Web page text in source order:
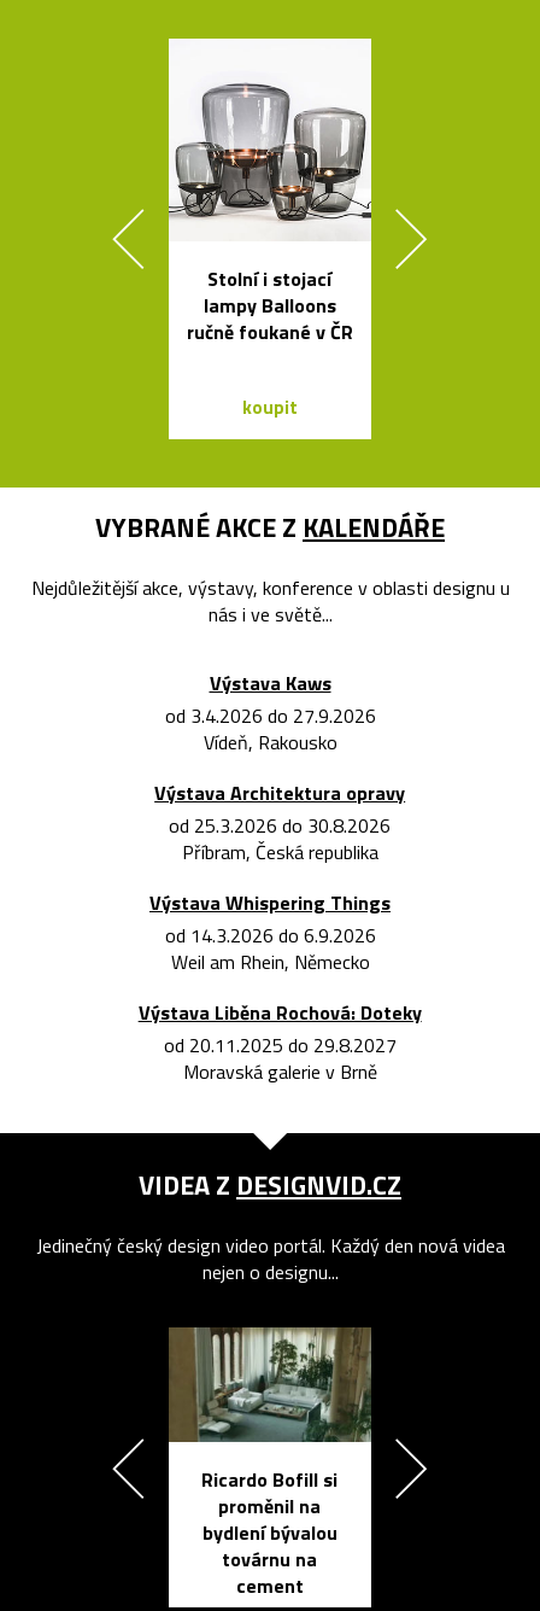
Stolní i stojací
lampy Balloons
ručně foukané v ČR
koupit
VYBRANÉ AKCE Z KALENDÁŘE
Nejdůležitější akce, výstavy, konference v oblasti designu u
nás i ve světě...
Výstava Kaws
od 3.4.2026 do 27.9.2026
Vídeň, Rakousko
Výstava Architektura opravy
od 25.3.2026 do 30.8.2026
Příbram, Česká republika
Výstava Whispering Things
od 14.3.2026 do 6.9.2026
Weil am Rhein, Německo
Výstava Liběna Rochová: Doteky
od 20.11.2025 do 29.8.2027
Moravská galerie v Brně
VIDEA Z DESIGNVID.CZ
Jedinečný český design video portál. Každý den nová videa
nejen o designu...
Ricardo Bofill si
proměnil na
bydlení bývalou
továrnu na
cement